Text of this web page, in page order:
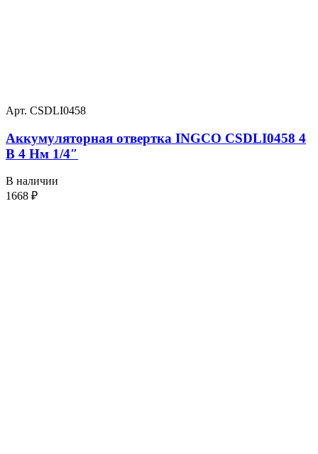
Арт. CSDLI0458
Аккумуляторная отвертка INGCO CSDLI0458 4
В 4 Нм 1/4″
В наличии
1668 ₽